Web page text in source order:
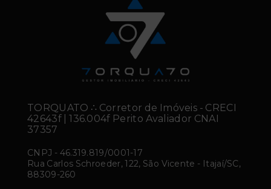
TORQUATO ∴ Corretor de Imóveis - CRECI
42643f | 136.004f Perito Avaliador CNAI
37357
CNPJ - 46.319.819/0001-17
Rua Carlos Schroeder, 122, São Vicente - Itajaí/SC,
88309-260